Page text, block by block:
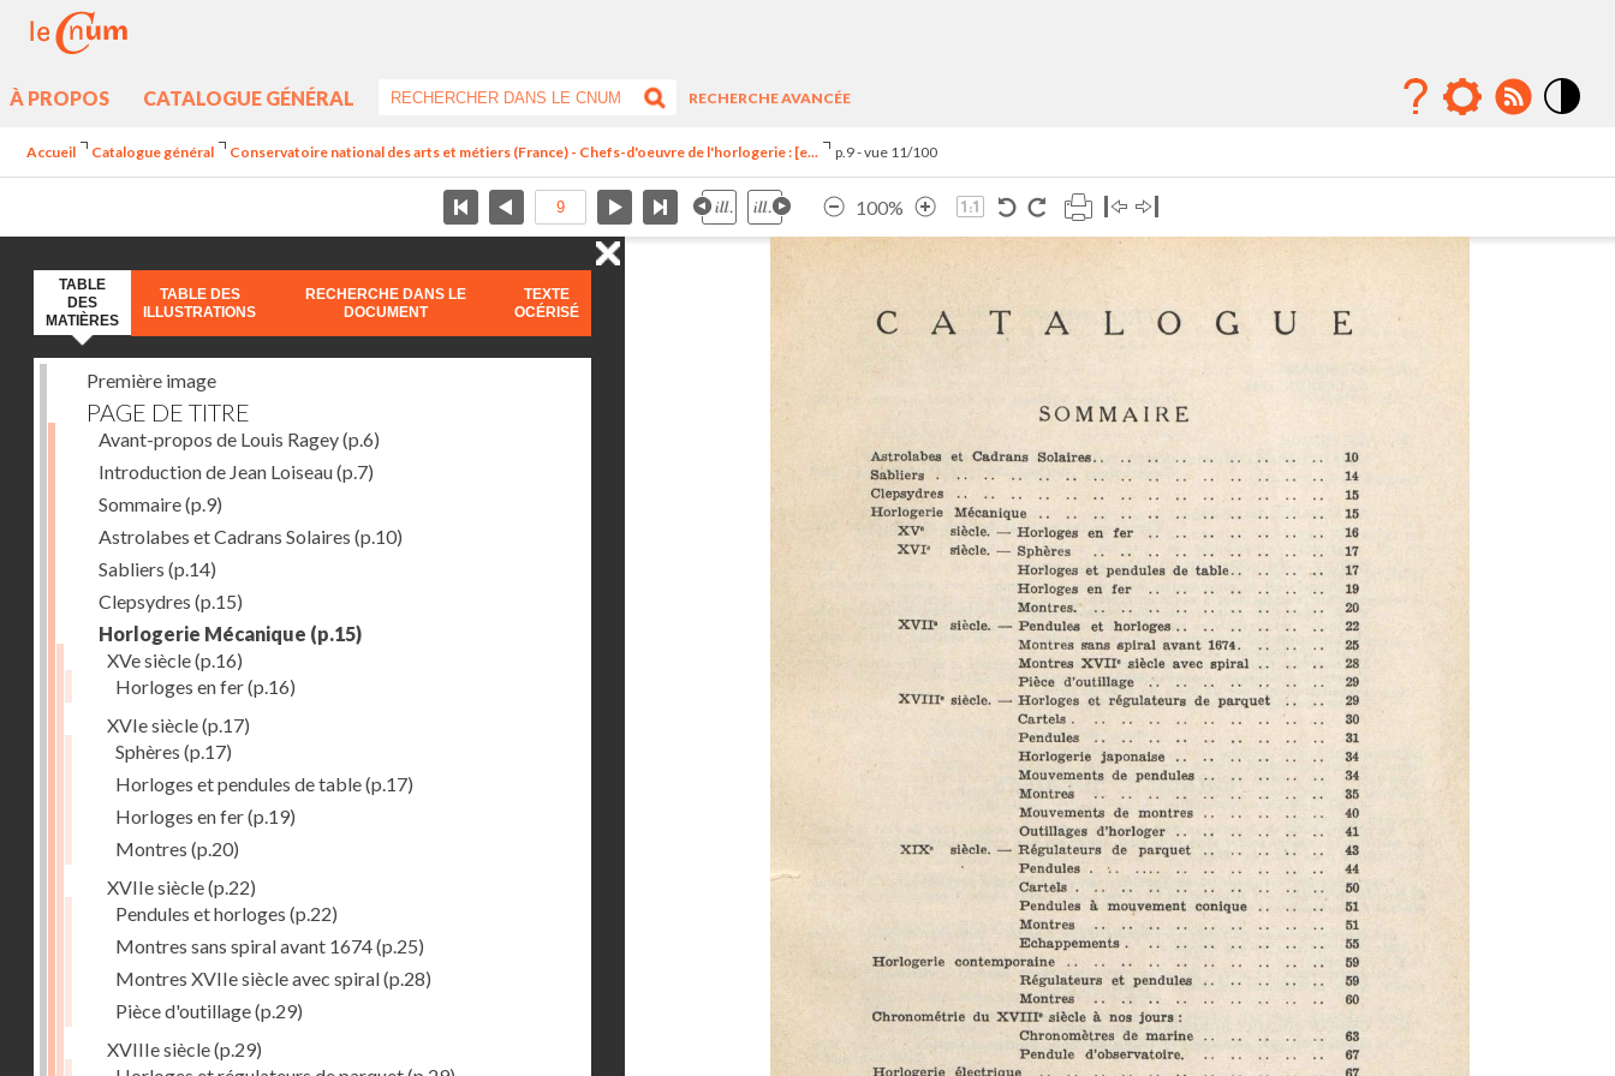
À PROPOS CATALOGUE GÉNÉRAL
RECHERCHE AVANCÉE
Accueil Catalogue général Conservatoire national des arts et métiers (France) - Chefs-d'oeuvre de l'horlogerie : [e... p.9 - vue 11/100
100%
TABLE
DES
MATIÈRES
TABLE DES
ILLUSTRATIONS
RECHERCHE DANS LE
DOCUMENT
TEXTE
OCÉRISÉ
Première image
PAGE DE TITRE
Avant-propos de Louis Ragey(p.6)
Introduction de Jean Loiseau(p.7)
Sommaire(p.9)
Astrolabes et Cadrans Solaires (p.10)
Sabliers (p.14)
Clepsydres (p.15)
Horlogerie Mécanique (p.15)
XVe siècle(p.16)
Horloges en fer(p.16)
XVIe siècle(p.17)
Sphères (p.17)
Horloges et pendules de table(p.17)
Horloges en fer(p.19)
Montres (p.20)
XVIIe siècle(p.22)
Pendules et horloges (p.22)
Montres sans spiral avant 1674(p.25)
Montres XVIIe siècle avec spiral(p.28)
Pièce d'outillage(p.29)
XVIIIe siècle(p.29)